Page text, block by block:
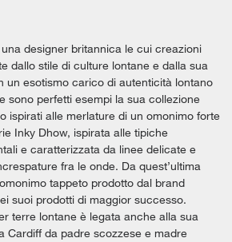
designer britannica le cui creazioni
dallo stile di culture lontane e dalla sua
un esotismo carico di autenticità lontano
sono perfetti esempi la sua collezione
ispirati alle merlature di un omonimo forte
Inky Dhow, ispirata alle tipiche
e caratterizzata da linee delicate e
fra le onde. Da quest’ultima
tappeto prodotto dal brand
suoi prodotti di maggior successo.
terre lontane è legata anche alla sua
Cardiff da padre scozzese e madre